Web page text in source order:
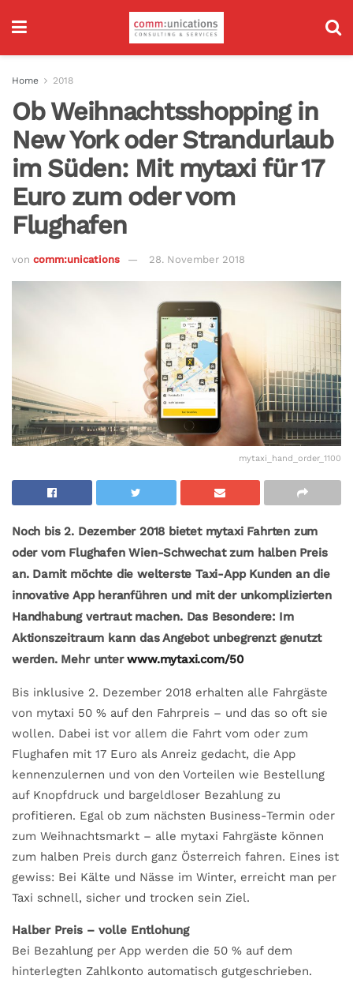
Home 2018
Ob Weihnachtsshopping in
New York oder Strandurlaub
im Süden: Mit mytaxi für 17
Euro zum oder vom
Flughafen
von comm:unications 28. November 2018
mytaxi_hand_order_1100
Noch bis 2. Dezember 2018 bietet mytaxi Fahrten zum
oder vom Flughafen Wien-Schwechat zum halben Preis
an. Damit möchte die welterste Taxi-App Kunden an die
innovative App heranführen und mit der unkomplizierten
Handhabung vertraut machen. Das Besondere: Im
Aktionszeitraum kann das Angebot unbegrenzt genutzt
werden. Mehr unterwww.mytaxi.com/50
Bis inklusive 2. Dezember 2018 erhalten alle Fahrgäste
von mytaxi 50 % auf den Fahrpreis – und das so oft sie
wollen. Dabei ist vor allem die Fahrt vom oder zum
Flughafen mit 17 Euro als Anreiz gedacht, die App
kennenzulernen und von den Vorteilen wie Bestellung
auf Knopfdruck und bargeldloser Bezahlung zu
profitieren. Egal ob zum nächsten Business-Termin oder
zum Weihnachtsmarkt – alle mytaxi Fahrgäste können
zum halben Preis durch ganz Österreich fahren. Eines ist
gewiss: Bei Kälte und Nässe im Winter, erreicht man per
Taxi schnell, sicher und trocken sein Ziel.
Halber Preis – volle Entlohung
Bei Bezahlung per App werden die 50 % auf dem
hinterlegten Zahlkonto automatisch gutgeschrieben.